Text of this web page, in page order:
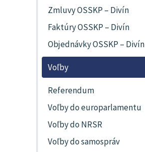
Zmluvy OSSKP – Divín
Faktúry OSSKP – Divín
Objednávky OSSKP – Divín
Voľby
Referendum
Voľby do europarlamentu
Voľby do NRSR
Voľby do samospráv